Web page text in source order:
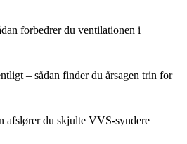
forbedrer du ventilationen i
– sådan finder du årsagen trin for
afslører du skjulte VVS-syndere